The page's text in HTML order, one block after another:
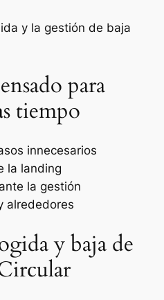
y la gestión de baja
para
tiempo
innecesarios
la landing
la gestión
alrededores
y baja de